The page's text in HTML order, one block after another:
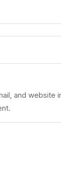
and website